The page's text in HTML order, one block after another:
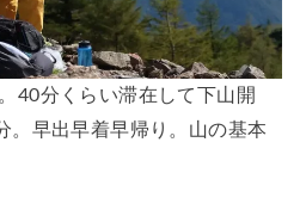
40分くらい滞在して下山開
。早出早着早帰り。山の基本